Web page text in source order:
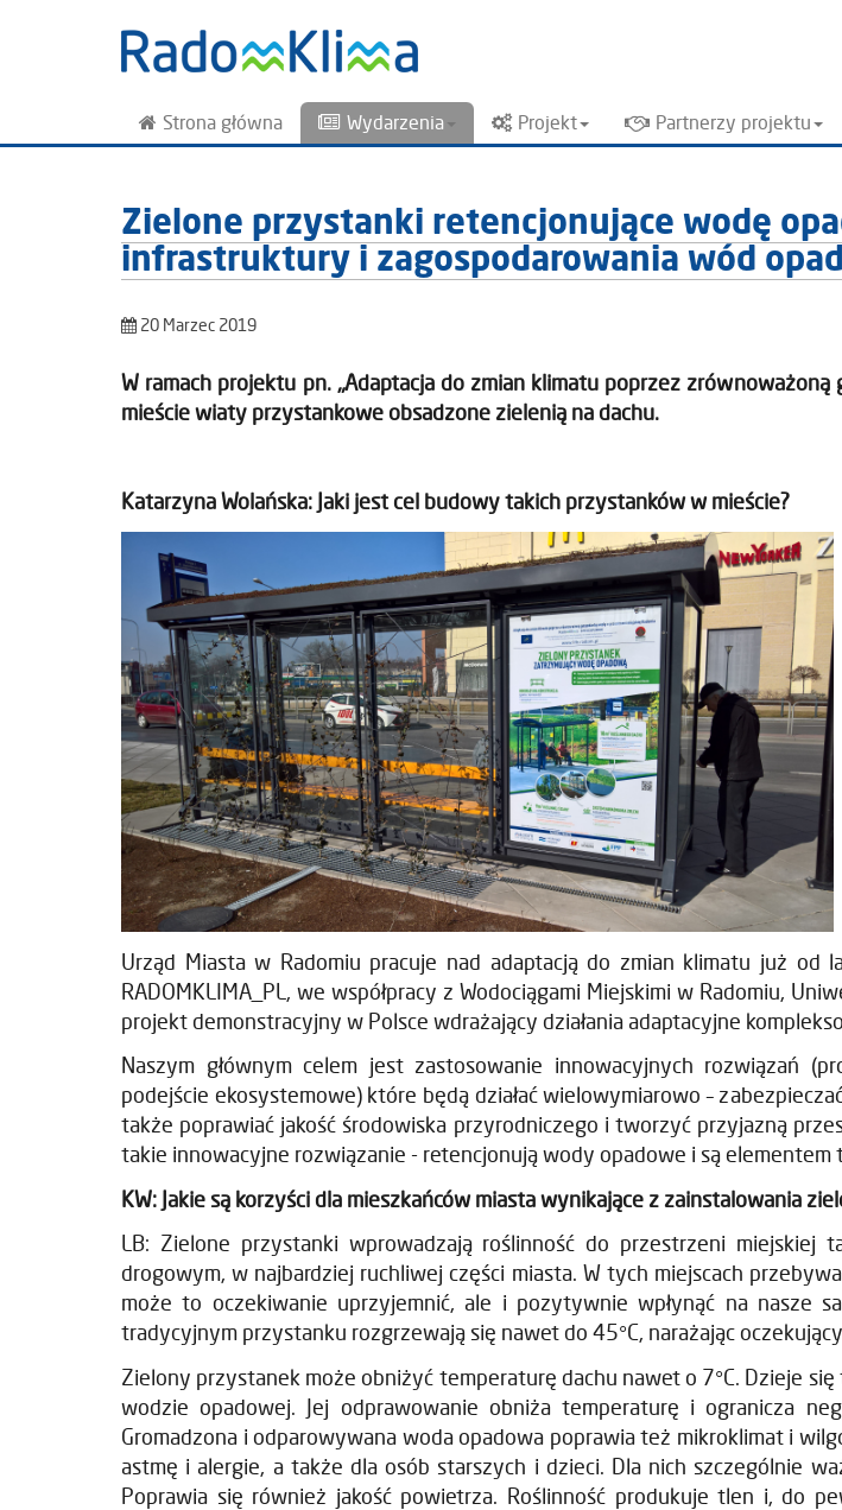
Strona główna Wydarzenia Projekt Partnerzy projektu
Zielone przystanki retencjonujące wodę
infrastruktury i zagospodarowania wód
20 Marzec 2019
W ramach projektu pn. „Adaptacja do zmian klimatu poprzez
mieście wiaty przystankowe obsadzone zielenią na dachu.
Katarzyna Wolańska: Jaki jest cel budowy takich przystanków w mieście?
Urząd Miasta w Radomiu pracuje nad adaptacją do zmian klimatu już od
RADOMKLIMA_PL, we współpracy z Wodociągami Miejskimi w Radomiu,
projekt demonstracyjny w Polsce wdrażający działania adaptacyjne
Naszym głównym celem jest zastosowanie innowacyjnych rozwiązań
podejście ekosystemowe) które będą działać wielowymiarowo –
także poprawiać jakość środowiska przyrodniczego i tworzyć przyjazną
takie innowacyjne rozwiązanie - retencjonują wody opadowe i są
KW: Jakie są korzyści dla mieszkańców miasta wynikające z zainstalowania
LB: Zielone przystanki wprowadzają roślinność do przestrzeni miejskiej
drogowym, w najbardziej ruchliwej części miasta. W tych miejscach
może to oczekiwanie uprzyjemnić, ale i pozytywnie wpłynąć na nasze
tradycyjnym przystanku rozgrzewają się nawet do 45°C, narażając
Zielony przystanek może obniżyć temperaturę dachu nawet o 7°C. Dzieje
wodzie opadowej. Jej odprawowanie obniża temperaturę i ogranicza
Gromadzona i odparowywana woda opadowa poprawia też mikroklimat i
astmę i alergie, a także dla osób starszych i dzieci. Dla nich szczególnie
Poprawia się również jakość powietrza. Roślinność produkuje tlen i, do